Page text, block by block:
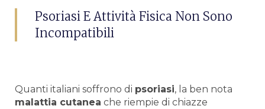
Psoriasi E Attività Fisica Non Sono
Incompatibili
Quanti italiani soffrono di psoriasi, la ben nota
malattia cutanea che riempie di chiazze